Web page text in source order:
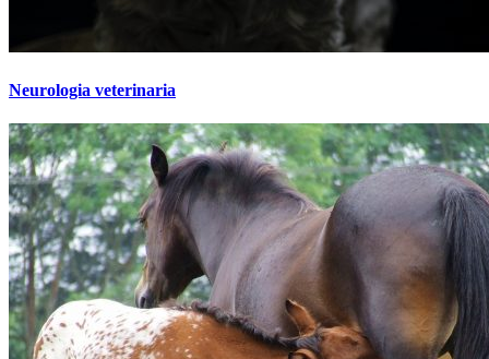
Neurologia veterinaria